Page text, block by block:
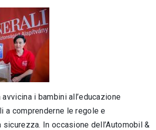
avvicina i bambini all’educazione
a comprenderne le regole e
sicurezza. In occasione dell’Automobil &